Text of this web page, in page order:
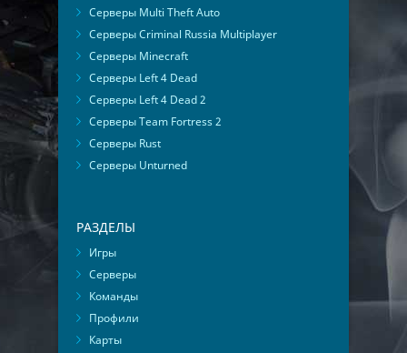
Серверы Multi Theft Auto
Серверы Criminal Russia Multiplayer
Серверы Minecraft
Серверы Left 4 Dead
Серверы Left 4 Dead 2
Серверы Team Fortress 2
Серверы Rust
Серверы Unturned
РАЗДЕЛЫ
Игры
Серверы
Команды
Профили
Карты